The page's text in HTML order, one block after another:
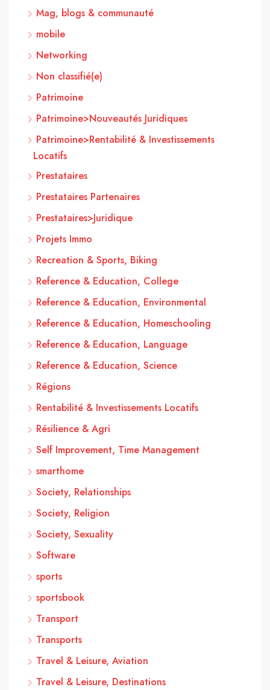
Mag, blogs & communauté
mobile
Networking
Non classifié(e)
Patrimoine
Patrimoine>Nouveautés Juridiques
Patrimoine>Rentabilité & Investissements
Locatifs
Prestataires
Prestataires Partenaires
Prestataires>Juridique
Projets Immo
Recreation & Sports, Biking
Reference & Education, College
Reference & Education, Environmental
Reference & Education, Homeschooling
Reference & Education, Language
Reference & Education, Science
Régions
Rentabilité & Investissements Locatifs
Résilience & Agri
Self Improvement, Time Management
smarthome
Society, Relationships
Society, Religion
Society, Sexuality
Software
sports
sportsbook
Transport
Transports
Travel & Leisure, Aviation
Travel & Leisure, Destinations